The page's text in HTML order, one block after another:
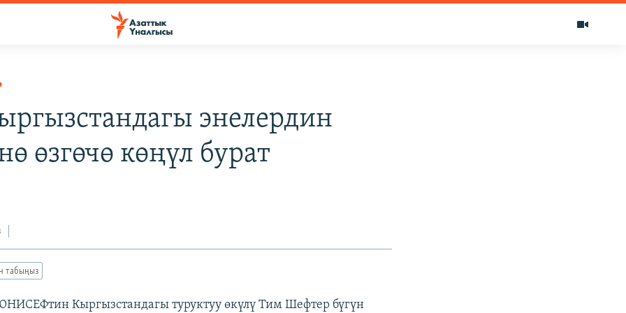
энелердин
өзгөчө көңүл бурат
табыңыз
Кыргызстандагы туруктуу өкүлү Тим Шефтер бүгүн